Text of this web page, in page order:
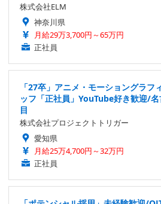
株式会社ELM
神奈川県
月給29万3,700円～65万円
正社員
「27卒」アニメ・モーショングラフ
ッフ「正社員」YouTube好き歓迎/
目
株式会社プロジェクトトリガー
愛知県
月給25万4,700円～32万円
正社員